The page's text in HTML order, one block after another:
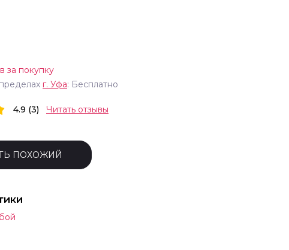
за покупку
г. Уфа: Бесплатно
4.9 (3) Читать отзывы
ПОХОЖИЙ